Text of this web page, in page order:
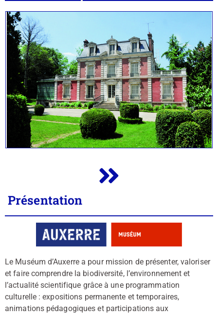
Présentation
Le Muséum d’Auxerre a pour mission de présenter, valoriser
et faire comprendre la biodiversité, l’environnement et
l’actualité scientifique grâce à une programmation
culturelle : expositions permanente et temporaires,
animations pédagogiques et participations aux